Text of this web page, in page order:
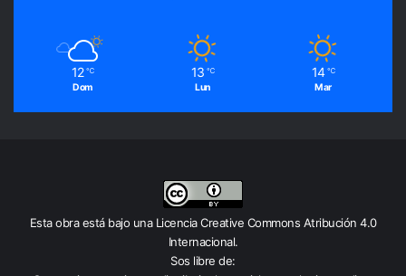
12 ℃
Dom
13 ℃
Lun
14 ℃
Mar
Esta obra está bajo una Licencia Creative Commons Atribución 4.0
Internacional.
Sos libre de: